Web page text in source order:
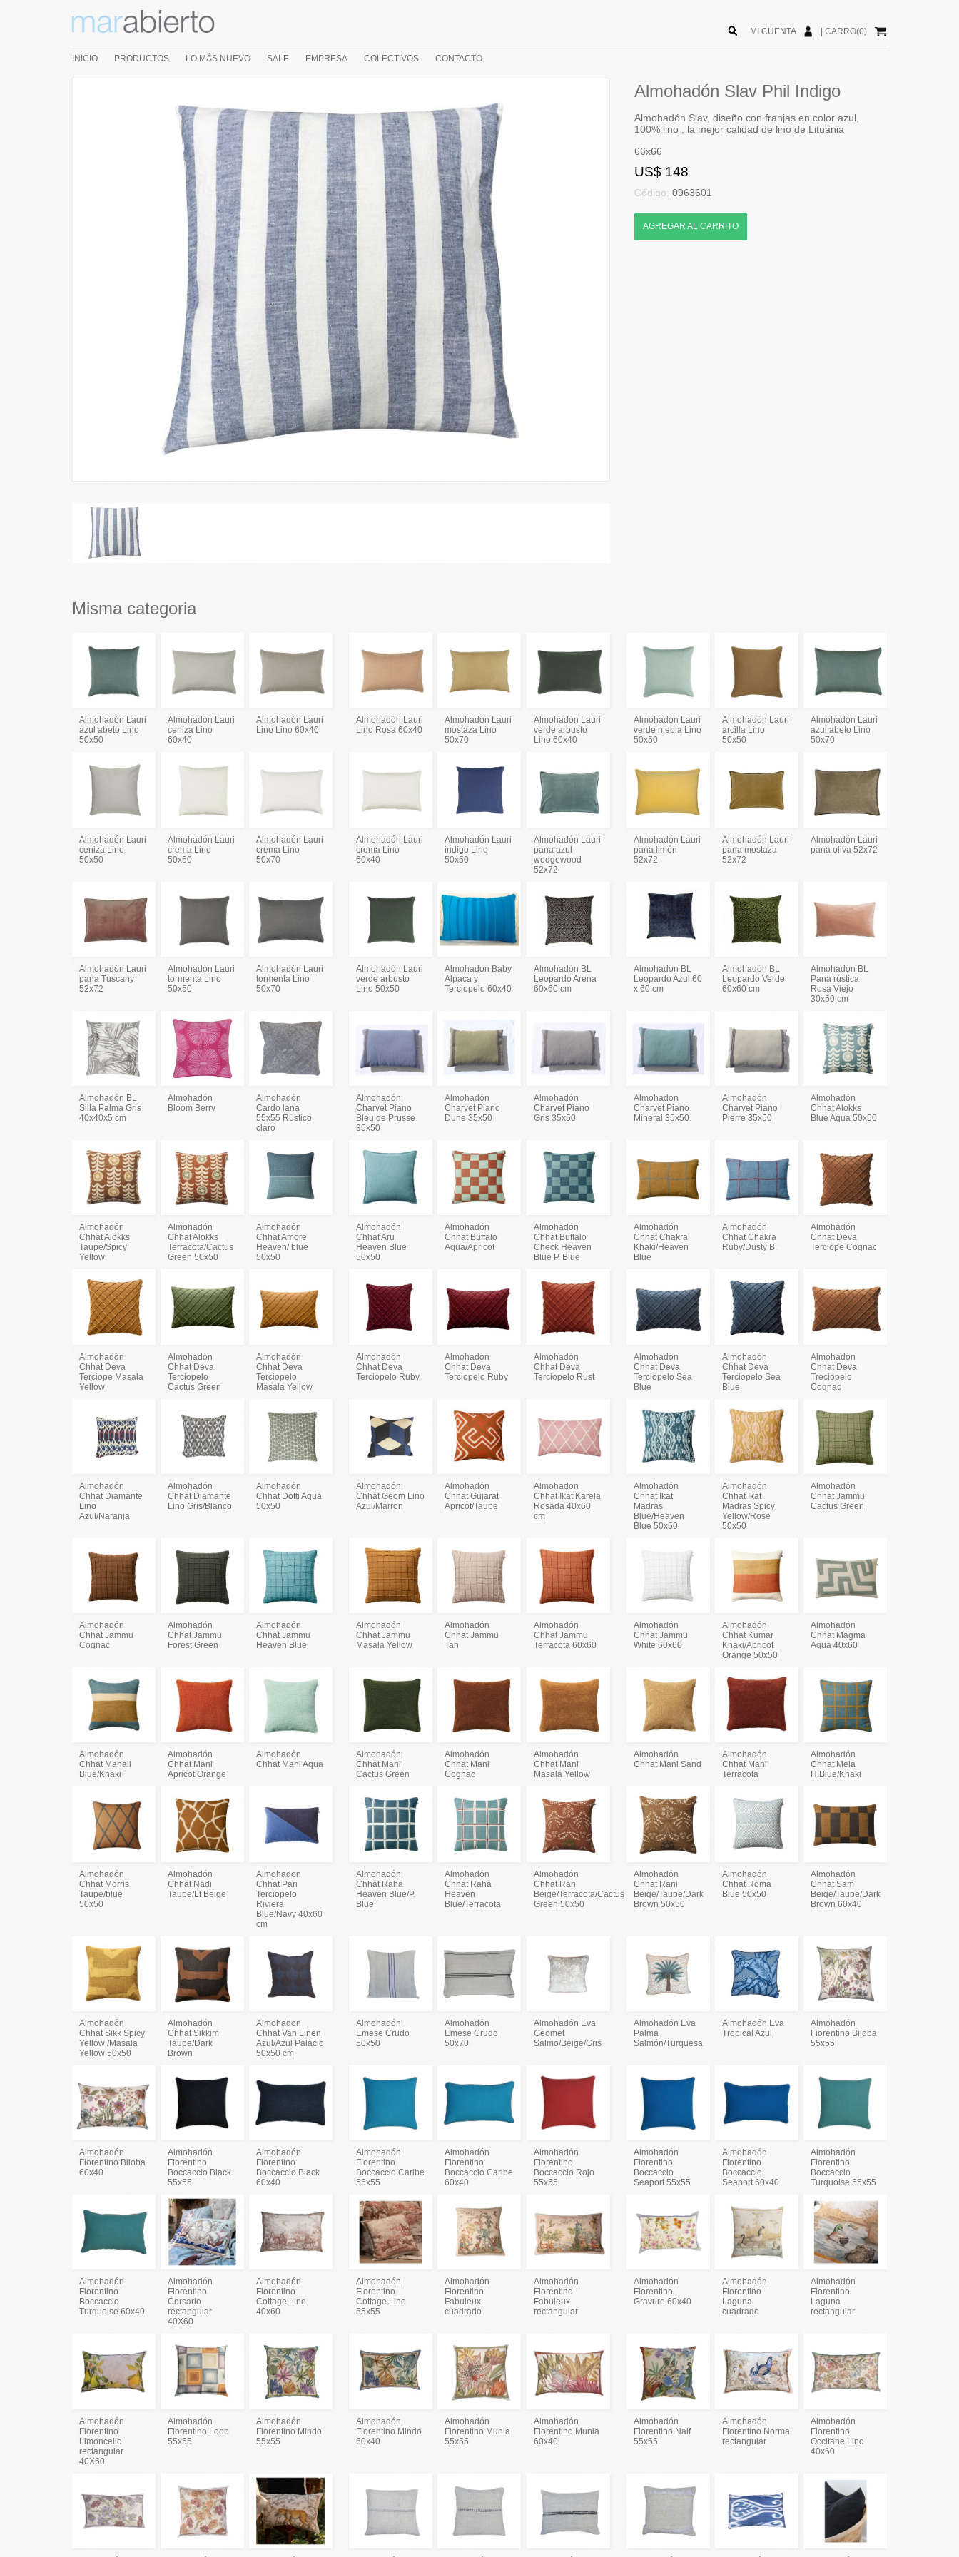
|CARRO(0)
MI CUENTA
INICIO PRODUCTOS LO MÁS NUEVO SALE EMPRESA COLECTIVOS CONTACTO
Almohadón Slav Phil Indigo
Almohadón Slav, diseño con franjas en color azul,
100% lino , la mejor calidad de lino de Lituania
66x66
US$ 148
Código:0963601
AGREGAR AL CARRITO
Misma categoria
Almohadón Lauri
azul abeto Lino
50x50
Almohadón Lauri
ceniza Lino
60x40
Almohadón Lauri
Lino Lino 60x40
Almohadón Lauri
Lino Rosa 60x40
Almohadón Lauri
mostaza Lino
50x70
Almohadón Lauri
verde arbusto
Lino 60x40
Almohadón Lauri
verde niebla Lino
50x50
Almohadón Lauri
arcilla Lino
50x50
Almohadón Lauri
azul abeto Lino
50x70
Almohadón Lauri
ceniza Lino
50x50
Almohadón Lauri
crema Lino
50x50
Almohadón Lauri
crema Lino
50x70
Almohadón Lauri
crema Lino
60x40
Almohadón Lauri
indigo Lino
50x50
Almohadón Lauri
pana azul
wedgewood
52x72
Almohadón Lauri
pana limón
52x72
Almohadón Lauri
pana mostaza
52x72
Almohadón Lauri
pana oliva 52x72
Almohadón Lauri
pana Tuscany
52x72
Almohadón Lauri
tormenta Lino
50x50
Almohadón Lauri
tormenta Lino
50x70
Almohadón Lauri
verde arbusto
Lino 50x50
Almohadon Baby
Alpaca y
Terciopelo 60x40
Almohadón BL
Leopardo Arena
60x60 cm
Almohadón BL
Leopardo Azul 60
x 60 cm
Almohadón BL
Leopardo Verde
60x60 cm
Almohadón BL
Pana rústica
Rosa Viejo
30x50 cm
Almohadón BL
Silla Palma Gris
40x40x5 cm
Almohadón
Bloom Berry
Almohadón
Cardo lana
55x55 Rústico
claro
Almohadón
Charvet Piano
Bleu de Prusse
35x50
Almohadón
Charvet Piano
Dune 35x50
Almohadón
Charvet Piano
Gris 35x50
Almohadon
Charvet Piano
Mineral 35x50
Almohadón
Charvet Piano
Pierre 35x50
Almohadón
Chhat Alokks
Blue Aqua 50x50
Almohadón
Chhat Alokks
Taupe/Spicy
Yellow
Almohadón
Chhat Alokks
Terracota/Cactus
Green 50x50
Almohadón
Chhat Amore
Heaven/ blue
50x50
Almohadón
Chhat Aru
Heaven Blue
50x50
Almohadón
Chhat Buffalo
Aqua/Apricot
Almohadón
Chhat Buffalo
Check Heaven
Blue P. Blue
Almohadón
Chhat Chakra
Khaki/Heaven
Blue
Almohadón
Chhat Chakra
Ruby/Dusty B.
Almohadón
Chhat Deva
Terciope Cognac
Almohadón
Chhat Deva
Terciope Masala
Yellow
Almohadón
Chhat Deva
Terciopelo
Cactus Green
Almohadón
Chhat Deva
Terciopelo
Masala Yellow
Almohadón
Chhat Deva
Terciopelo Ruby
Almohadón
Chhat Deva
Terciopelo Ruby
Almohadón
Chhat Deva
Terciopelo Rust
Almohadón
Chhat Deva
Terciopelo Sea
Blue
Almohadón
Chhat Deva
Terciopelo Sea
Blue
Almohadón
Chhat Deva
Treciopelo
Cognac
Almohadón
Chhat Diamante
Lino
Azul/Naranja
Almohadón
Chhat Diamante
Lino Gris/Blanco
Almohadón
Chhat Dotti Aqua
50x50
Almohadón
Chhat Geom Lino
Azul/Marron
Almohadón
Chhat Gujarat
Apricot/Taupe
Almohadon
Chhat Ikat Karela
Rosada 40x60
cm
Almohadón
Chhat Ikat
Madras
Blue/Heaven
Blue 50x50
Almohadón
Chhat Ikat
Madras Spicy
Yellow/Rose
50x50
Almohadón
Chhat Jammu
Cactus Green
Almohadón
Chhat Jammu
Cognac
Almohadón
Chhat Jammu
Forest Green
Almohadón
Chhat Jammu
Heaven Blue
Almohadón
Chhat Jammu
Masala Yellow
Almohadón
Chhat Jammu
Tan
Almohadón
Chhat Jammu
Terracota 60x60
Almohadón
Chhat Jammu
White 60x60
Almohadón
Chhat Kumar
Khaki/Apricot
Orange 50x50
Almohadón
Chhat Magma
Aqua 40x60
Almohadón
Chhat Manali
Blue/Khaki
Almohadón
Chhat Mani
Apricot Orange
Almohadón
Chhat Mani Aqua
Almohadón
Chhat Mani
Cactus Green
Almohadón
Chhat Mani
Cognac
Almohadón
Chhat Mani
Masala Yellow
Almohadón
Chhat Mani Sand
Almohadón
Chhat Mani
Terracota
Almohadón
Chhat Mela
H.Blue/Khaki
Almohadón
Chhat Morris
Taupe/blue
50x50
Almohadón
Chhat Nadi
Taupe/Lt Beige
Almohadon
Chhat Pari
Terciopelo
Riviera
Blue/Navy 40x60
cm
Almohadón
Chhat Raha
Heaven Blue/P.
Blue
Almohadón
Chhat Raha
Heaven
Blue/Terracota
Almohadón
Chhat Ran
Beige/Terracota/Cactus
Green 50x50
Almohadón
Chhat Rani
Beige/Taupe/Dark
Brown 50x50
Almohadón
Chhat Roma
Blue 50x50
Almohadón
Chhat Sam
Beige/Taupe/Dark
Brown 60x40
Almohadón
Chhat Sikk Spicy
Yellow /Masala
Yellow 50x50
Almohadón
Chhat Sikkim
Taupe/Dark
Brown
Almohadon
Chhat Van Linen
Azul/Azul Palacio
50x50 cm
Almohadón
Emese Crudo
50x50
Almohadón
Emese Crudo
50x70
Almohadón Eva
Geomet
Salmo/Beige/Gris
Almohadón Eva
Palma
Salmón/Turquesa
Almohadón Eva
Tropical Azul
Almohadón
Fiorentino Biloba
55x55
Almohadón
Fiorentino Biloba
60x40
Almohadón
Fiorentino
Boccaccio Black
55x55
Almohadón
Fiorentino
Boccaccio Black
60x40
Almohadón
Fiorentino
Boccaccio Caribe
55x55
Almohadón
Fiorentino
Boccaccio Caribe
60x40
Almohadón
Fiorentino
Boccaccio Rojo
55x55
Almohadón
Fiorentino
Boccaccio
Seaport 55x55
Almohadón
Fiorentino
Boccaccio
Seaport 60x40
Almohadón
Fiorentino
Boccaccio
Turquoise 55x55
Almohadón
Fiorentino
Boccaccio
Turquoise 60x40
Almohadón
Fiorentino
Corsario
rectangular
40X60
Almohadón
Fiorentino
Cottage Lino
40x60
Almohadón
Fiorentino
Cottage Lino
55x55
Almohadón
Fiorentino
Fabuleux
cuadrado
Almohadón
Fiorentino
Fabuleux
rectangular
Almohadón
Fiorentino
Gravure 60x40
Almohadón
Fiorentino
Laguna
cuadrado
Almohadón
Fiorentino
Laguna
rectangular
Almohadón
Fiorentino
Limoncello
rectangular
40X60
Almohadón
Fiorentino Loop
55x55
Almohadón
Fiorentino Mindo
55x55
Almohadón
Fiorentino Mindo
60x40
Almohadón
Fiorentino Munia
55x55
Almohadón
Fiorentino Munia
60x40
Almohadón
Fiorentino Naif
55x55
Almohadón
Fiorentino Norma
rectangular
Almohadón
Fiorentino
Occitane Lino
40x60